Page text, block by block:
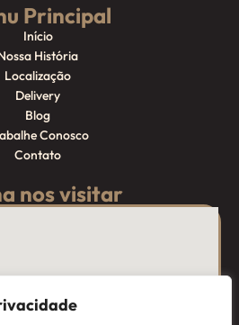
Principal
Início
História
Localização
Delivery
Blog
Conosco
Contato
nos visitar